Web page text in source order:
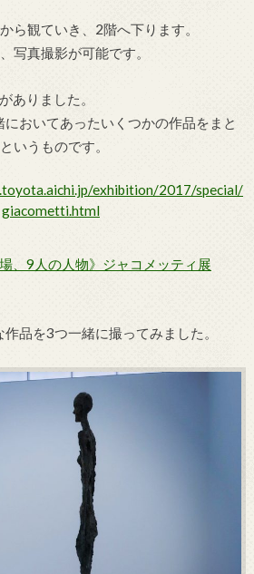
ら観ていき、2階へ下ります。
写真撮影が可能です。
ありました。
おいてあったいくつかの作品をまと
いうものです。
、9人の人物》ジャコメッティ展
品を3つ一緒に撮ってみました。